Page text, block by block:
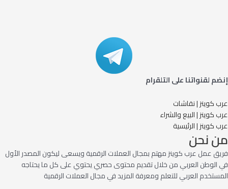
إنضم لقنواتنا على التلقرام
عرب كوينز | نقاشات
عرب كوينز | البيع والشراء
عرب كوينز | الرئيسية
من نحن
فريق عمل عرب كوينز مهتم بمجال العملات الرقمية ويسعى ليكون المصدر الأول
في الوطن العربي من خلال تقديم محتوى حصري يحتوي على كل ما يحتاجه
المستخدم العربي للتعلم ومعرفة المزيد في مجال العملات الرقمية